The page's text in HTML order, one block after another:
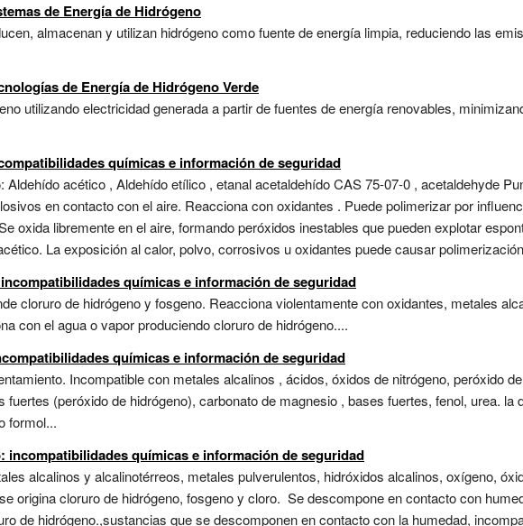
de Energía de Hidrógeno
almacenan y utilizan hidrógeno como fuente de energía limpia, reduciendo las
de Energía de Hidrógeno Verde
utilizando electricidad generada a partir de fuentes de energía renovables,
químicas e información de seguridad
Aldehído acético , Aldehído etílico , etanal acetaldehído CAS 75-07-0 , acetaldehyde
en contacto con el aire. Reacciona con oxidantes . Puede polimerizar por
oxida libremente en el aire, formando peróxidos inestables que pueden explotar
La exposición al calor, polvo, corrosivos u oxidantes puede causar
químicas e información de seguridad
cloruro de hidrógeno y fosgeno. Reacciona violentamente con oxidantes, metales
con el agua o vapor produciendo cloruro de hidrógeno....
químicas e información de seguridad
Incompatible con metales alcalinos , ácidos, óxidos de nitrógeno, peróxido
fuertes (peróxido de hidrógeno), carbonato de magnesio , bases fuertes, fenol, urea. la
formol...
incompatibilidades químicas e información de seguridad
alcalinos y alcalinotérreos, metales pulverulentos, hidróxidos alcalinos, oxígeno,
origina cloruro de hidrógeno, fosgeno y cloro. Se descompone en contacto con
de hidrógeno.,sustancias que se descomponen en contacto con la humedad,